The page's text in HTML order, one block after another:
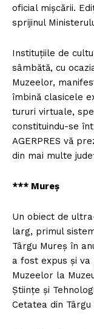
oficial mișcării.
sprijinul
Instituţiile de
sâmbătă, cu
Muzeelor,
îmbină clasicele
tururi virtuale,
constituindu-se
AGERPRES vă
din mai multe
*** Mureş
Un obiect de
larg, primul
Târgu Mureş în
a fost expus şi
Muzeelor la
Ştiinţe şi
Cetatea din Târgu